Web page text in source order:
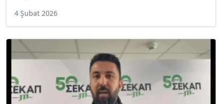
4 Şubat 2026